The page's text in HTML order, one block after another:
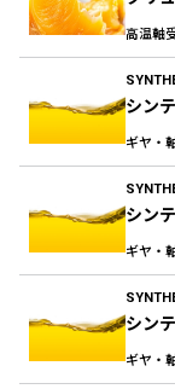
高温軸
シン
ギヤ・
シン
ギヤ・
シン
ギヤ・